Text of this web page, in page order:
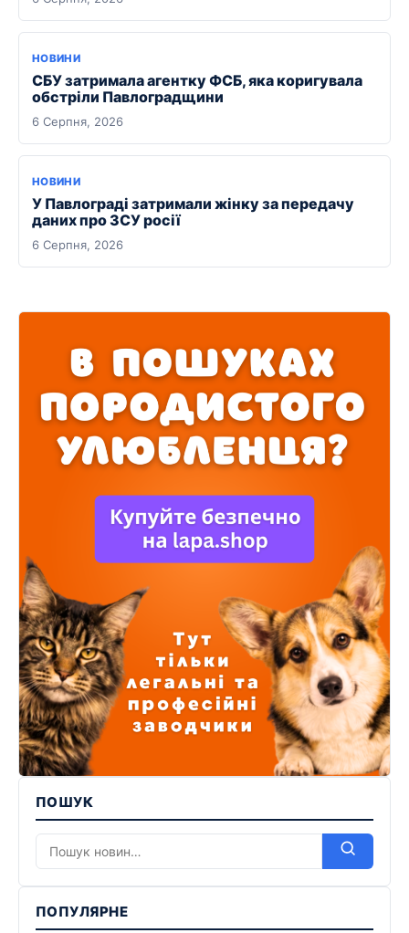
НОВИНИ
СБУ затримала агентку ФСБ, яка коригувала
обстріли Павлоградщини
6 Серпня, 2026
НОВИНИ
У Павлограді затримали жінку за передачу
даних про ЗСУ росії
6 Серпня, 2026
ПОШУК
ПОПУЛЯРНЕ